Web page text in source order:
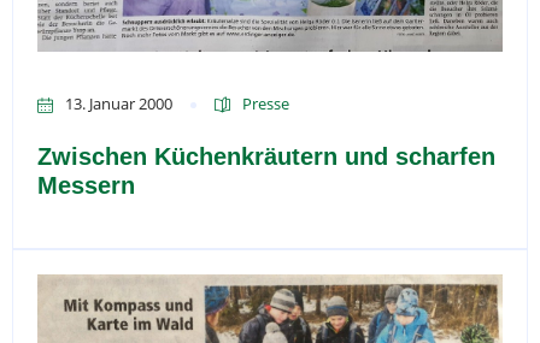
13. Januar 2000 Presse
Zwischen Küchenkräutern und scharfen
Messern